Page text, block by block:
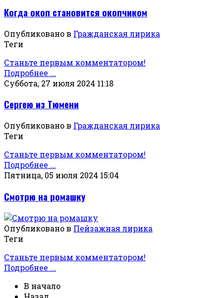
Когда окоп становится окопчиком
Опубликовано в Гражданская лирика
Теги
Станьте первым комментатором!
Подробнее ...
Суббота, 27 июля 2024 11:18
Сергею из Тюмени
Опубликовано в Гражданская лирика
Теги
Станьте первым комментатором!
Подробнее ...
Пятница, 05 июля 2024 15:04
Смотрю на ромашку
Опубликовано в Пейзажная лирика
Теги
Станьте первым комментатором!
Подробнее ...
В начало